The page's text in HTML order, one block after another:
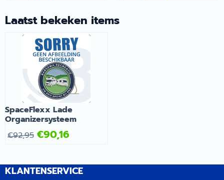
Laatst bekeken items
SpaceFlexx Lade
Organizersysteem
€92,95 €90,16
KLANTENSERVICE